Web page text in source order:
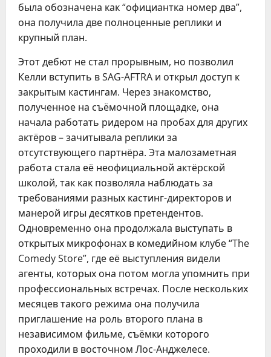
была обозначена как “официантка номер два”,
она получила две полноценные реплики и
крупный план.
Этот дебют не стал прорывным, но позволил
Келли вступить в SAG-AFTRA и открыл доступ к
закрытым кастингам. Через знакомство,
полученное на съёмочной площадке, она
начала работать ридером на пробах для других
актёров – зачитывала реплики за
отсутствующего партнёра. Эта малозаметная
работа стала её неофициальной актёрской
школой, так как позволяла наблюдать за
требованиями разных кастинг-директоров и
манерой игры десятков претендентов.
Одновременно она продолжала выступать в
открытых микрофонах в комедийном клубе “The
Comedy Store”, где её выступления видели
агенты, которых она потом могла упомнить при
профессиональных встречах. После нескольких
месяцев такого режима она получила
приглашение на роль второго плана в
независимом фильме, съёмки которого
проходили в восточном Лос-Анджелесе.